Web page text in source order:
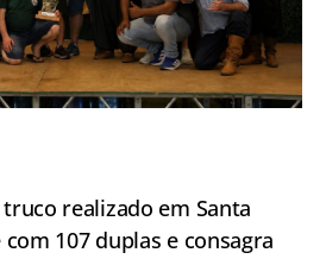
truco realizado em Santa
107 duplas e consagra